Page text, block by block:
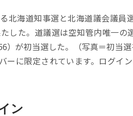
北海道知事選と北海道議会議員
した。道議選は空知管内唯一
）が初当選した。（写真＝初当
ーに限定されています。ログイ
ン